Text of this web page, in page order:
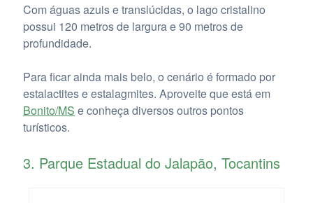
Com águas azuis e translúcidas, o lago cristalino
possui 120 metros de largura e 90 metros de
profundidade.
Para ficar ainda mais belo, o cenário é formado por
estalactites e estalagmites. Aproveite que está em
Bonito/MS e conheça diversos outros pontos
turísticos.
3. Parque Estadual do Jalapão, Tocantins